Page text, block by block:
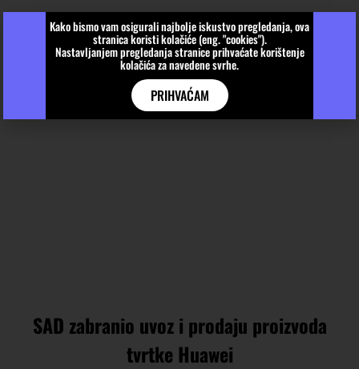
SAD zabranio uvoz i prodaju proizvoda
tvrtke Huawei
Kako bismo vam osigurali najbolje iskustvo pregledanja, ova
stranica koristi kolačiće (eng. "cookies").
Nastavljanjem pregledanja stranice prihvaćate korištenje
kolačića za navedene svrhe.
PRIHVAĆAM